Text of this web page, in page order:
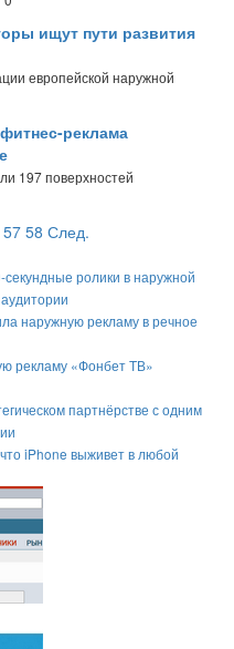
ищут пути развития
европейской наружной
реклама
197 поверхностей
57 58 След.
ролики в наружной
наружную рекламу в речное
рекламу «Фонбет ТВ»
партнёрстве с одним
iPhone выживет в любой